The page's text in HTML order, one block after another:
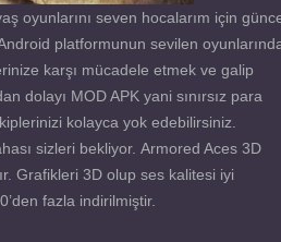
oyunlarını seven hocalarım için
platformunun sevilen
karşı mücadele etmek ve galip
dolayı MOD APK yani sınırsız para
kolayca yok edebilirsiniz.
sizleri bekliyor. Armored Aces 3D
Grafikleri 3D olup ses kalitesi iyi
fazla indirilmiştir.